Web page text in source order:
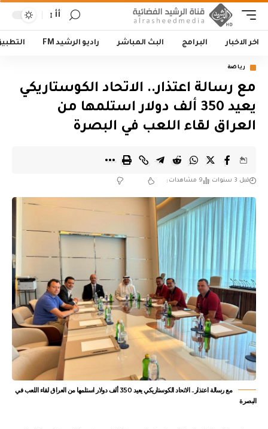
أأ
اخر الاخبار البرامج البث المباشر راديو الرشيد FM
رياضة
مع رسالة اعتذار.. الاتحاد الكوستاريكي
يعيد 350 ألف دولار استلمها من
العراق لقاء اللعب في البصرة
قبل 3 سنوات 9 مشاهدات
مع رسالة اعتذار.. الاتحاد الكوستاريكي يعيد 350 ألف دولار استلمها من العراق لقاء اللعب في
البصرة